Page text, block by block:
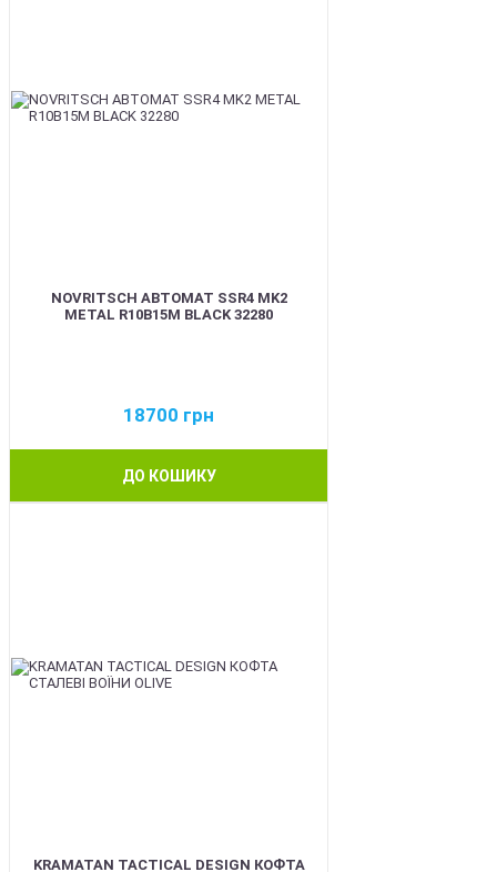
NOVRITSCH АВТОМАТ SSR4 MK2
METAL R10B15M BLACK 32280
18700 грн
ДО КОШИКУ
KRAMATAN TACTICAL DESIGN КОФТА